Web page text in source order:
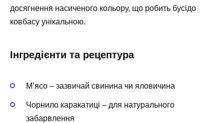
досягнення насиченого кольору, що робить бусідо
ковбасу унікальною.
Інгредієнти та рецептура
М’ясо – зазвичай свинина чи яловичина
Чорнило каракатиці – для натурального
забарвлення